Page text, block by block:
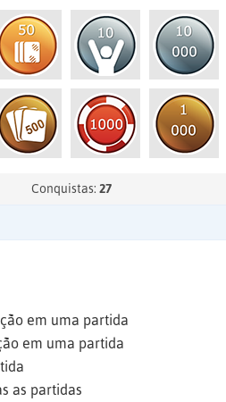
Conquistas: 27
em uma partida
em uma partida
as partidas